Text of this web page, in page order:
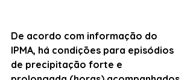
De acordo com informação do
IPMA, há condições para episódios
de precipitação forte e